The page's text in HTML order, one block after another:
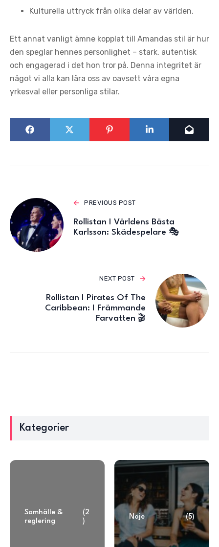
Kulturella uttryck från olika delar av världen.
Ett annat vanligt ämne kopplat till Amandas stil är hur
den speglar hennes personlighet – stark, autentisk
och engagerad i det hon tror på. Denna integritet är
något vi alla kan lära oss av oavsett våra egna
yrkesval eller personliga stilar.
PREVIOUS POST
Rollistan I Världens Bästa
Karlsson: Skådespelare 🎭
NEXT POST
Rollistan I Pirates Of The
Caribbean: I Främmande
Farvatten 🎬
Kategorier
Samhälle &
reglering
(2
)
Nöje (5)